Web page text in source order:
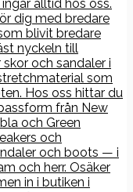
alltid hos oss.
dig med bredare
blivit bredare
nyckeln till
och sandaler i
som
Hos oss hittar du
från New
och Green
och
och boots — i
och herr. Osäker
in i butiken i